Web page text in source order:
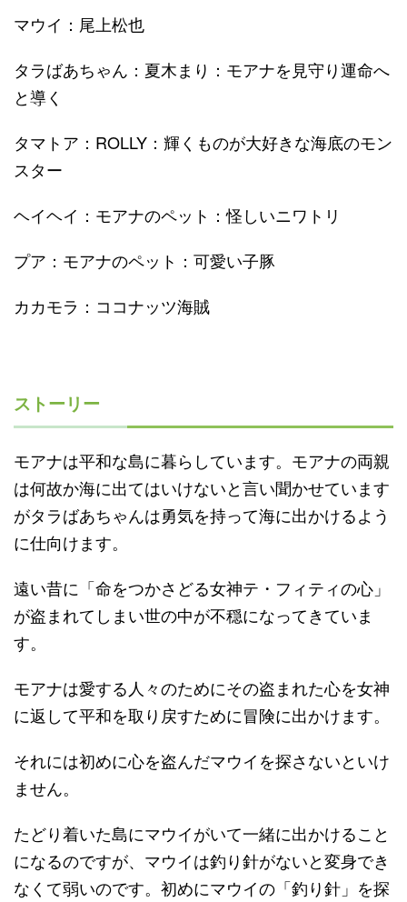
マウイ：尾上松也
タラばあちゃん：夏木まり：モアナを見守り運命へ
と導く
タマトア：ROLLY：輝くものが大好きな海底のモン
スター
ヘイヘイ：モアナのペット：怪しいニワトリ
プア：モアナのペット：可愛い子豚
カカモラ：ココナッツ海賊
ストーリー
モアナは平和な島に暮らしています。モアナの両親
は何故か海に出てはいけないと言い聞かせています
がタラばあちゃんは勇気を持って海に出かけるよう
に仕向けます。
遠い昔に「命をつかさどる女神テ・フィティの心」
が盗まれてしまい世の中が不穏になってきていま
す。
モアナは愛する人々のためにその盗まれた心を女神
に返して平和を取り戻すために冒険に出かけます。
それには初めに心を盗んだマウイを探さないといけ
ません。
たどり着いた島にマウイがいて一緒に出かけること
になるのですが、マウイは釣り針がないと変身でき
なくて弱いのです。初めにマウイの「釣り針」を探